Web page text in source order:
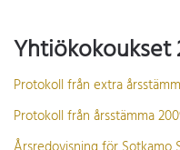
Yhtiökokoukset
Protokoll från extra
Protokoll från årsstämma